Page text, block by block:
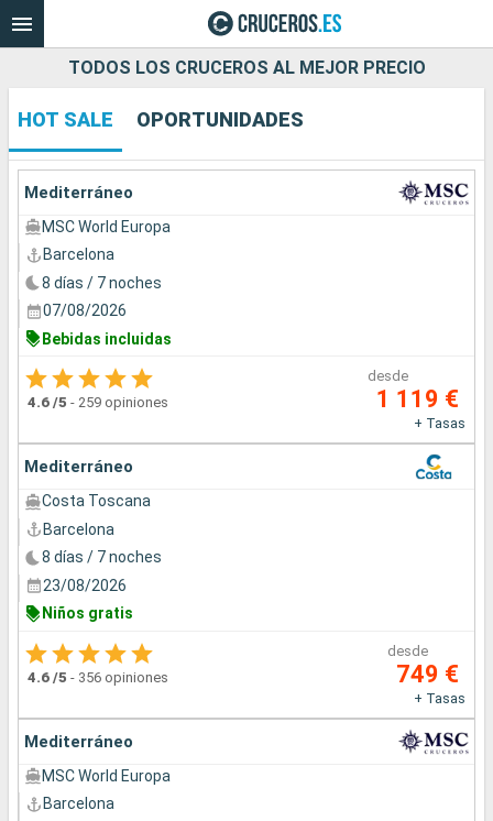
Fecha de salida
TODOS LOS CRUCEROS AL MEJOR PRECIO
HOT SALE OPORTUNIDADES
Mediterráneo
MSC World Europa
Barcelona
8 días / 7 noches
07/08/2026
Bebidas incluidas
4.6 /5 - 259 opiniones
desde
1 119 €
+ Tasas
Mediterráneo
Costa Toscana
Barcelona
8 días / 7 noches
23/08/2026
Niños gratis
4.6 /5 - 356 opiniones
desde
749 €
+ Tasas
Mediterráneo
MSC World Europa
Barcelona